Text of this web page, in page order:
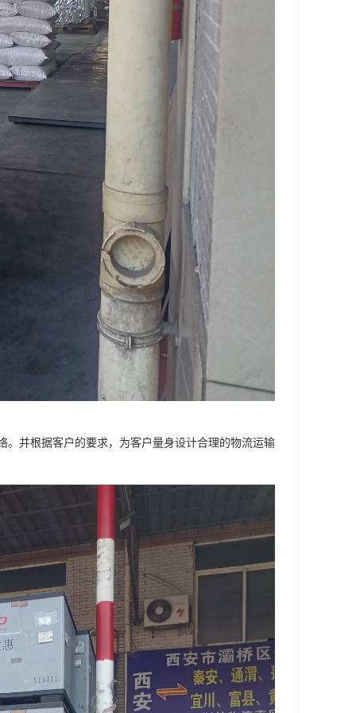
并根据客户的要求，为客户量身设计合理的物流运输